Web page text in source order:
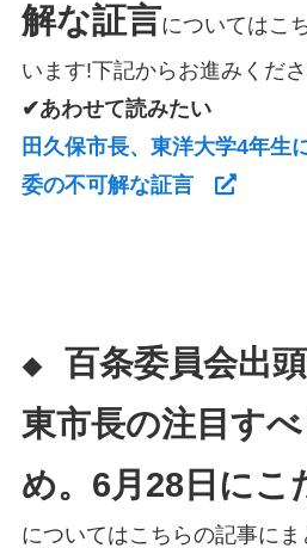
解な証言についてはこ
います!下記からお進みくだ
✔あわせて読みたい
田久保市長、東洋大学4年生
委の不可解な証言
◆ 百条委員会出
東市長の注目す
め。6月28日にこ
についてはこちらの記事に